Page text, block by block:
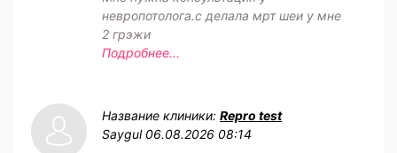
невропотолога.с делала мрт шеи у мне
2 грэжи
Подробнее...
Название клиники: Repro test
Saygul 06.08.2026 08:14